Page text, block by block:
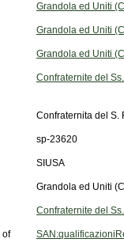
Grandola ed Uniti
Grandola ed Uniti
Grandola ed Uniti
Confraternite del
Confraternita del S.
sp-23620
SIUSA
Grandola ed Uniti
Confraternite del
of